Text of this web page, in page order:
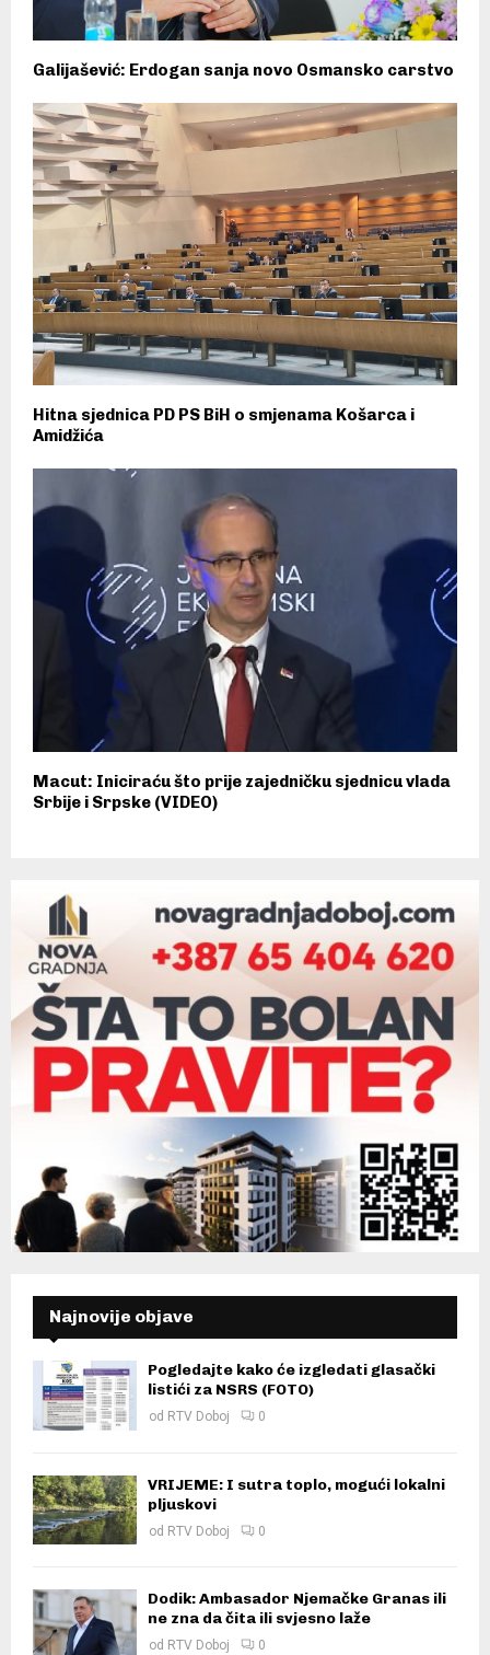
Galijašević: Erdogan sanja novo Osmansko carstvo
Hitna sjednica PD PS BiH o smjenama Košarca i
Amidžića
Macut: Iniciraću što prije zajedničku sjednicu vlada
Srbije i Srpske (VIDEO)
Najnovije objave
Pogledajte kako će izgledati glasački
listići za NSRS (FOTO)
od RTV Doboj 0
VRIJEME: I sutra toplo, mogući lokalni
pljuskovi
od RTV Doboj 0
Dodik: Ambasador Njemačke Granas ili
ne zna da čita ili svjesno laže
od RTV Doboj 0